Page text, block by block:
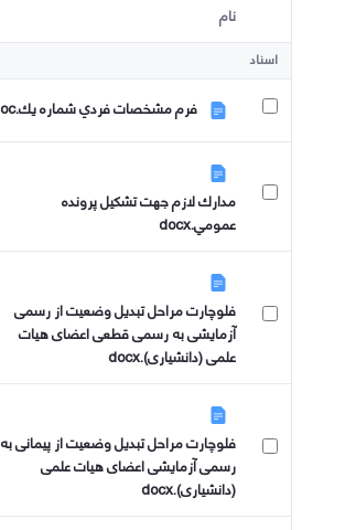
کاربر انتخاب شده
نام
اسناد
فرم مشخصات فردي شماره يك.doc
مدارك لازم جهت تشكيل پرونده
عمومي.docx
فلوچارت مراحل تبدیل وضعیت از رسمی
آزمایشی به رسمی قطعی اعضای هیات
علمی (دانشیاری).docx
فلوچارت مراحل تبدیل وضعیت از پیمانی به
رسمی آزمایشی اعضای هیات علمی
(دانشیاری).docx